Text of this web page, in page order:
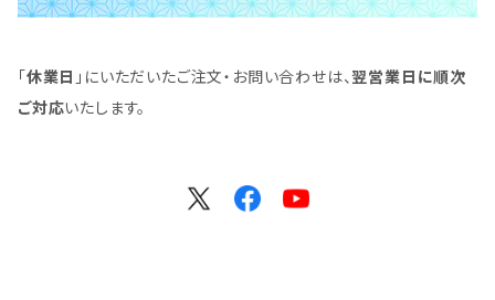
「休業日 」にいただいたご注文・お問い合わせは、翌営業日に順次
ご対応いたします。